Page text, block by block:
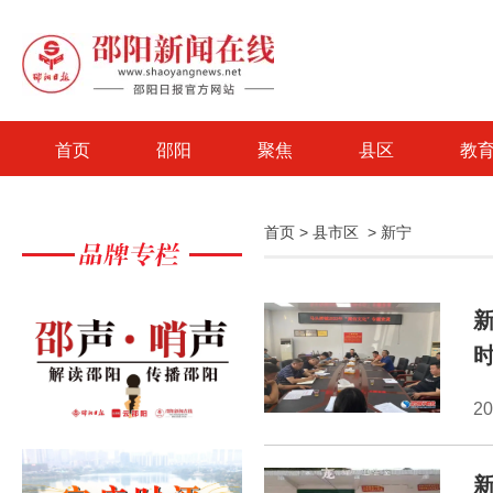
首页 邵阳 聚焦 县区 教
首页 > 县市区 > 新宁